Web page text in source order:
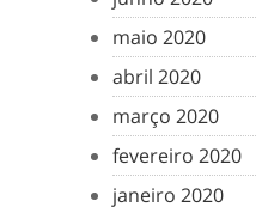
maio 2020
abril 2020
março 2020
fevereiro 2020
janeiro 2020